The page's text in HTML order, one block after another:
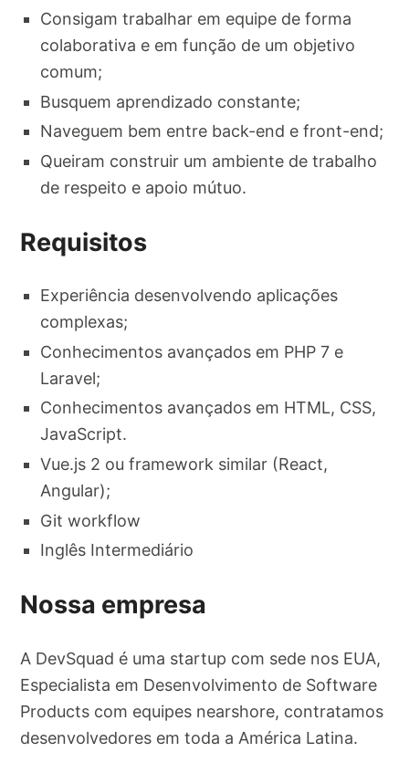
Consigam trabalhar em equipe de forma
colaborativa e em função de um objetivo
comum;
Busquem aprendizado constante;
Naveguem bem entre back-end e front-end;
Queiram construir um ambiente de trabalho
de respeito e apoio mútuo.
Requisitos
Experiência desenvolvendo aplicações
complexas;
Conhecimentos avançados em PHP 7 e
Laravel;
Conhecimentos avançados em HTML, CSS,
JavaScript.
Vue.js 2 ou framework similar (React,
Angular);
Git workflow
Inglês Intermediário
Nossa empresa
A DevSquad é uma startup com sede nos EUA,
Especialista em Desenvolvimento de Software
Products com equipes nearshore, contratamos
desenvolvedores em toda a América Latina.